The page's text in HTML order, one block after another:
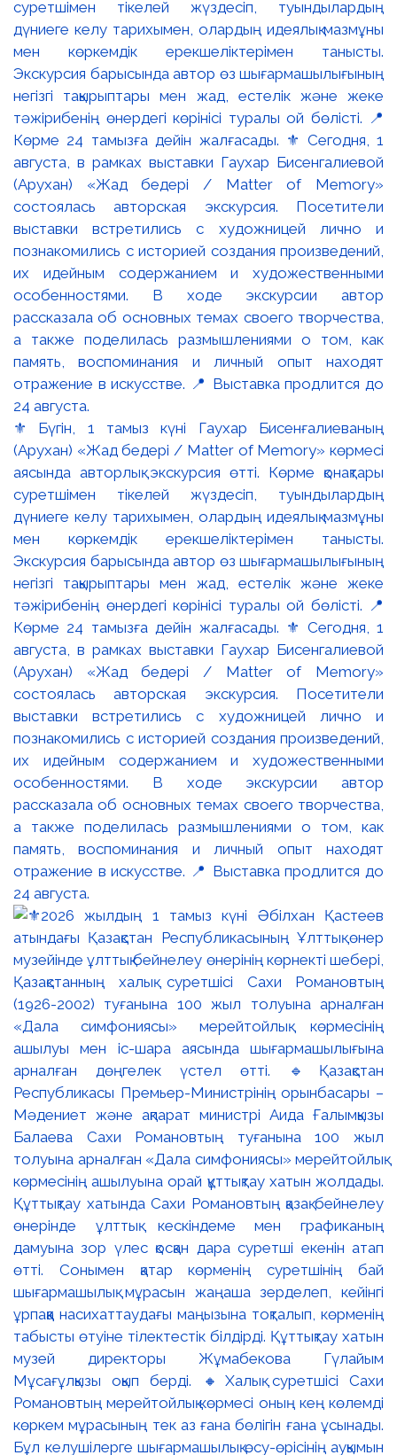
⚜️ Бүгін, 1 тамыз күні Гаухар Бисенғалиеваның
(Арухан) «Жад бедері / Matter of Memory» көрмесі
аясында авторлық экскурсия өтті. Көрме қонақтары
суретшімен тікелей жүздесіп, туындылардың
дүниеге келу тарихымен, олардың идеялық мазмұны
мен көркемдік ерекшеліктерімен танысты.
Экскурсия барысында автор өз шығармашылығының
негізгі тақырыптары мен жад, естелік және жеке
тәжірибенің өнердегі көрінісі туралы ой бөлісті. 📍
Көрме 24 тамызға дейін жалғасады. ⚜️ Сегодня, 1
августа, в рамках выставки Гаухар Бисенгалиевой
(Арухан) «Жад бедері / Matter of Memory»
состоялась авторская экскурсия. Посетители
выставки встретились с художницей лично и
познакомились с историей создания произведений,
их идейным содержанием и художественными
особенностями. В ходе экскурсии автор
рассказала об основных темах своего творчества,
а также поделилась размышлениями о том, как
память, воспоминания и личный опыт находят
отражение в искусстве. 📍 Выставка продлится до
24 августа.